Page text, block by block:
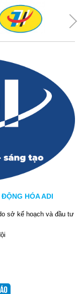
HÓA ADI
sở kế hoạch và đầu tư